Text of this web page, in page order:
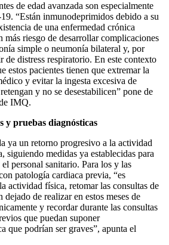
de edad avanzada son especialmente
“Están inmunodeprimidos debido a su
de una enfermedad crónica
más riesgo de desarrollar complicaciones
simple o neumonía bilateral y, por
de distress respiratorio. En este contexto
estos pacientes tienen que extremar la
y evitar la ingesta excesiva de
y no se desestabilicen” pone de
IMQ.
y pruebas diagnósticas
ya un retorno progresivo a la actividad
siguiendo medidas ya establecidas para
personal sanitario. Para los y las
patología cardiaca previa, “es
actividad física, retomar las consultas de
dejado de realizar en estos meses de
y recordar durante las consultas
que puedan suponer
que podrían ser graves”, apunta el